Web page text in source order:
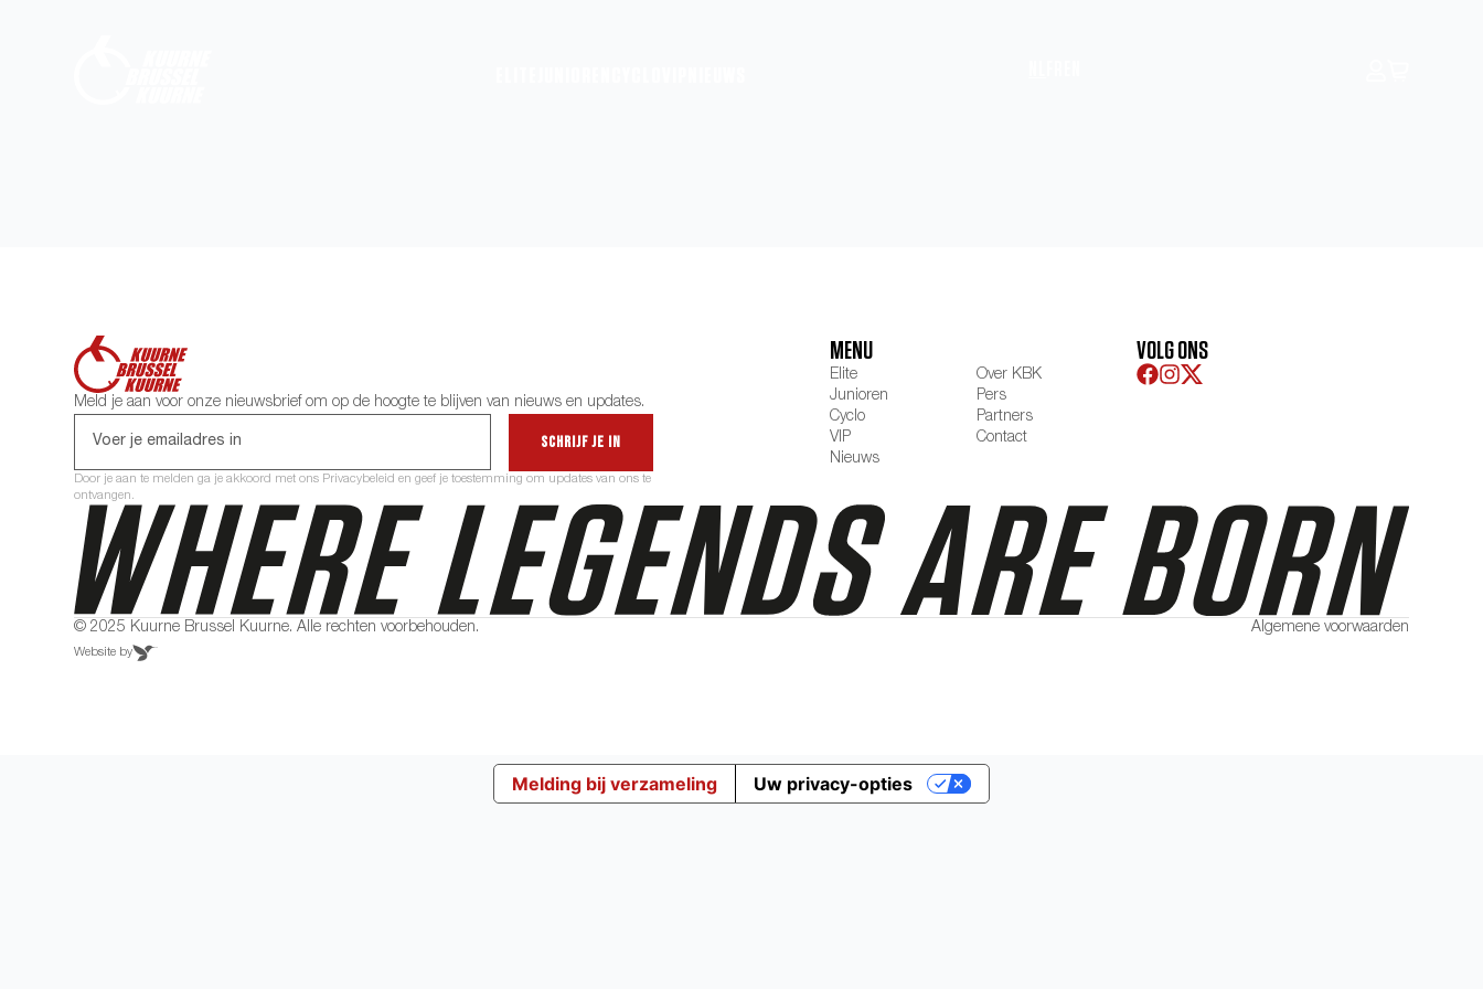
Meld je aan voor onze nieuwsbrief om op de hoogte te blijven van nieuws en updates.
Schrijf je in
Door je aan te melden ga je akkoord met ons Privacybeleid en geef je toestemming om updates van ons te
ontvangen.
MENU
Elite
Junioren
Cyclo
VIP
Nieuws
Over KBK
Pers
Partners
Contact
VOLG ONS
© 2025 Kuurne Brussel Kuurne. Alle rechten voorbehouden. Algemene voorwaarden
Website by
Melding bij verzameling Uw privacy-opties